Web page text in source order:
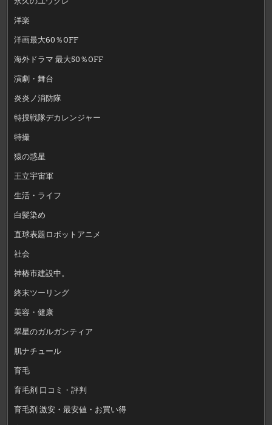
洋楽
洋画最大60％OFF
海外ドラマ 最大50％OFF
演劇・舞台
炎炎ノ消防隊
特捜戦隊デカレンジャー
特撮
猿の惑星
王立宇宙軍
生活・ライフ
白髪染め
直球表題ロボットアニメ
社会
神椿市建設中。
終末ツーリング
美容・健康
翠星のガルガンティア
肌ナチュール
育毛
育毛剤 口コミ・評判
育毛剤 激安・最安値・お買い得